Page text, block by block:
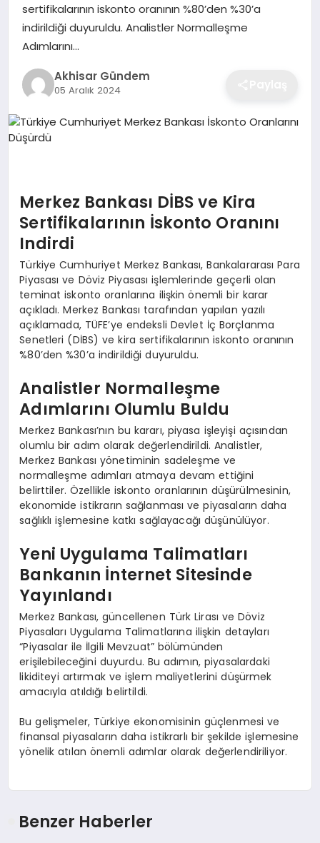
sertifikalarının iskonto oranının %80’den %30’a
indirildiği duyuruldu. Analistler Normalleşme
Adımlarını…
Akhisar Gündem
05 Aralık 2024
Merkez Bankası DİBS ve Kira
Sertifikalarının İskonto Oranını
Indirdi
Türkiye Cumhuriyet Merkez Bankası, Bankalararası Para
Piyasası ve Döviz Piyasası işlemlerinde geçerli olan
teminat iskonto oranlarına ilişkin önemli bir karar
açıkladı. Merkez Bankası tarafından yapılan yazılı
açıklamada, TÜFE’ye endeksli Devlet İç Borçlanma
Senetleri (DİBS) ve kira sertifikalarının iskonto oranının
%80’den %30’a indirildiği duyuruldu.
Analistler Normalleşme
Adımlarını Olumlu Buldu
Merkez Bankası’nın bu kararı, piyasa işleyişi açısından
olumlu bir adım olarak değerlendirildi. Analistler,
Merkez Bankası yönetiminin sadeleşme ve
normalleşme adımları atmaya devam ettiğini
belirttiler. Özellikle iskonto oranlarının düşürülmesinin,
ekonomide istikrarın sağlanması ve piyasaların daha
sağlıklı işlemesine katkı sağlayacağı düşünülüyor.
Yeni Uygulama Talimatları
Bankanın İnternet Sitesinde
Yayınlandı
Merkez Bankası, güncellenen Türk Lirası ve Döviz
Piyasaları Uygulama Talimatlarına ilişkin detayları
“Piyasalar ile İlgili Mevzuat” bölümünden
erişilebileceğini duyurdu. Bu adımın, piyasalardaki
likiditeyi artırmak ve işlem maliyetlerini düşürmek
amacıyla atıldığı belirtildi.
Bu gelişmeler, Türkiye ekonomisinin güçlenmesi ve
finansal piyasaların daha istikrarlı bir şekilde işlemesine
yönelik atılan önemli adımlar olarak değerlendiriliyor.
Benzer Haberler